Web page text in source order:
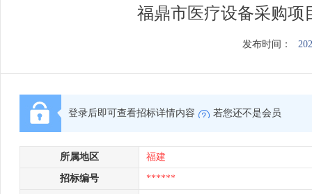
福鼎市医疗设备采购项
发布时间：
登录后即可查看招标详情内容 若您还不是会员
所属地区 福建
招标编号 ******